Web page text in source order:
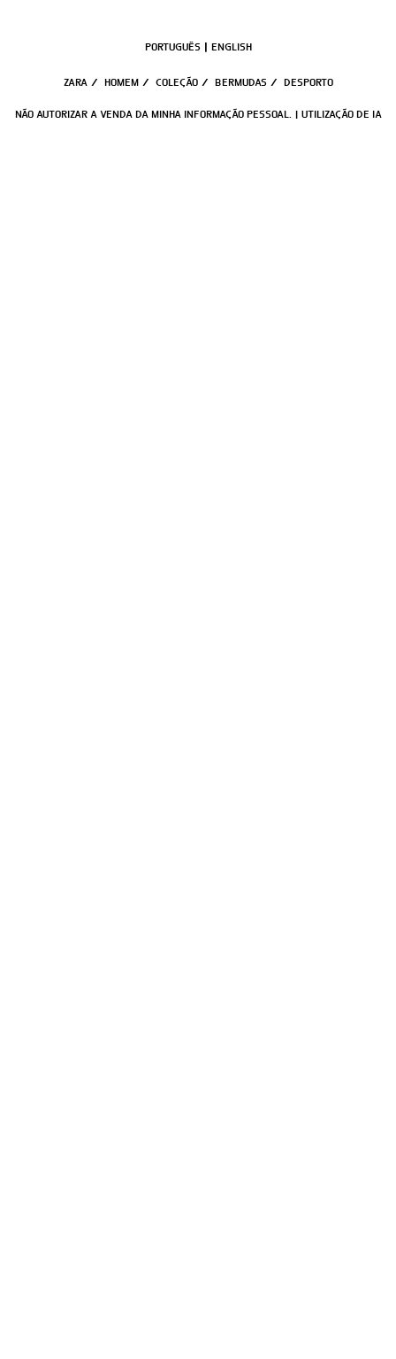
NÃO AUTORIZAR A VENDA DA MINHA INFORMAÇÃO PESSOAL. UTILIZAÇÃO DE IA
ZARA / HOMEM / COLEÇÃO / BERMUDAS / DESPORTO
PORTUGUÊS ENGLISH